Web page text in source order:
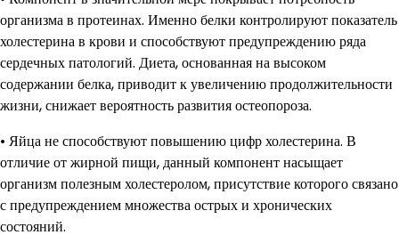
организма в протеинах. Именно белки контролируют показатель
холестерина в крови и способствуют предупреждению ряда
сердечных патологий. Диета, основанная на высоком
содержании белка, приводит к увеличению продолжительности
жизни, снижает вероятность развития остеопороза.
• Яйца не способствуют повышению цифр холестерина. В
отличие от жирной пищи, данный компонент насыщает
организм полезным холестеролом, присутствие которого связано
с предупреждением множества острых и хронических
состояний.